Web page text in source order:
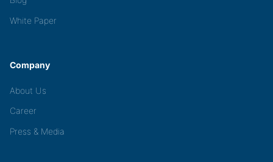
White Paper
Company
About Us
Career
Press & Media